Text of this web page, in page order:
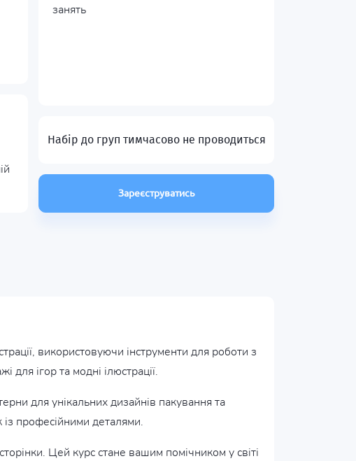
занять
Набір до груп тимчасово не проводиться
Зареєструватись
використовуючи інструменти для роботи з
ігор та модні ілюстрації.
для унікальних дизайнів пакування та
із професійними деталями.
Цей курс стане вашим помічником у світі